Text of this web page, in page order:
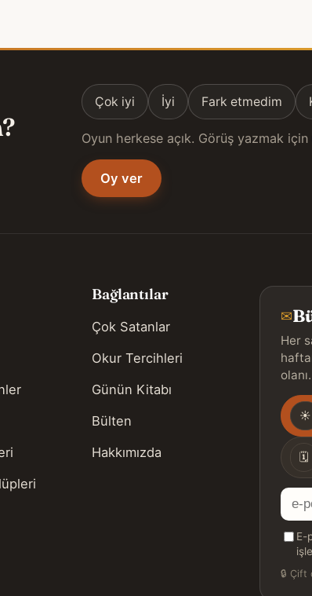
Çok iyi İyi Fark etmedim
Oyun herkese açık. Görüş yazmak için
Oy ver
Bağlantılar
Çok Satanlar
Okur Tercihleri
Günün Kitabı
Bülten
Hakkımızda
✉
Her
olanı.
☀
🗓
E-
E-
🔒 Çift